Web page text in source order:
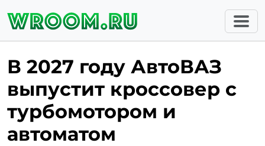
В 2027 году АвтоВАЗ
выпустит кроссовер с
турбомотором и
автоматом